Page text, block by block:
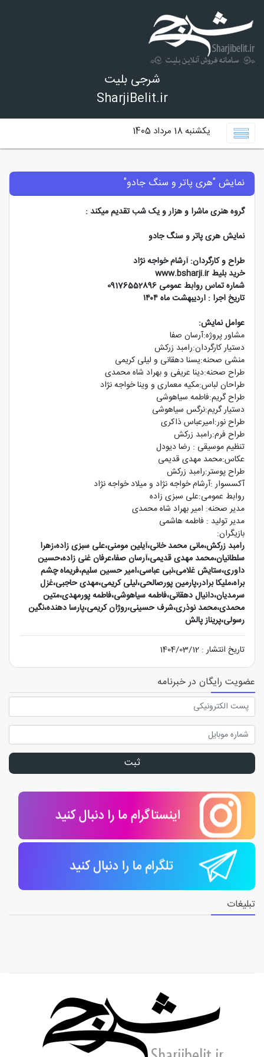
شرجی بلیت
SharjiBelit.ir
يكشنبه 18 مرداد 1405
نمایش "هری پاتر و سنگ جادو"
گروه هنری ماشرا و هزار و یک شب تقدیم میکند :
نمایش هری پاتر و سنگ جادو
طراح و کارگردان: آرشام خواجه نژاد
خرید بلیط www.bsharji.ir
شماره تماس روابط عمومی 09176552896
تاریخ اجرا : اردیبهشت ماه ۱۴۰۴
عوامل نمایش:
مشاور پروژه:آرسان صفا
دستیار کارگردان:رامبد زرکش
منشی صحنه:یسنا دهقانی و لیلی کریمی
طراح صحنه:دینا عریفی و بهراد شاه محمدی
طراحان لباس:مکیه معماری و وینا خواجه نژاد
طراح گریم:فاطمه سیاهوشی
دستیار گریم:نرگس سیاهوشی
طراح نور:امیرعباس ذاکری
طراح فرم:رامبد زرکش
تنظیم موسیقی : رضا دیودل
عکاس:محمد مهدی قدیمی
طراح پوستر:رامبد زرکش
آکسسوار :آرشام خواجه نژاد و میلاد خواجه نژاد
روابط عمومی:علی سبزی زاده
مدیر صحنه: امیر بهراد شاه محمدی
مدیر تولید : فاطمه هاشمی
بازیگران:
رامبد زرکش،مانی محمد خانی،آیلین مومنی،علی سبزی زاده،زهرا
سلطانیان،محمد مهدی قدیمی،آرسان صفا،عرفان غنی زاده،حسین
داوری،ستایش غلامی،نبی عباسی،امیر حسین سلیم،فریماه چشم
براه،ملیکا برادر،پارمین پورصالحی،لیلی کریمی،مهدی حاجبی،غزل
سرمدیان،دانیال دهقانی،فاطمه سیاهوشی،فاطمه پورمهدی،متین
محمدی،محمد نوذری،شرف حسینی،روژان کریمی،پارسا دهنده،نگین
رسولی،پریناز پالش
تاریخ انتشار : 1404/03/12
عضویت رایگان در خبرنامه
تبلیغات